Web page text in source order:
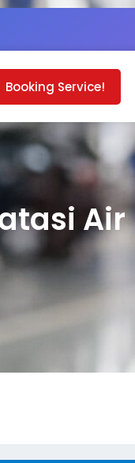
Booking Service!
Air